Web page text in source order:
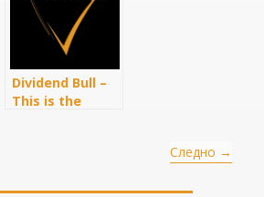
Investing 101
Dividend Bull –
This is the
Следно →